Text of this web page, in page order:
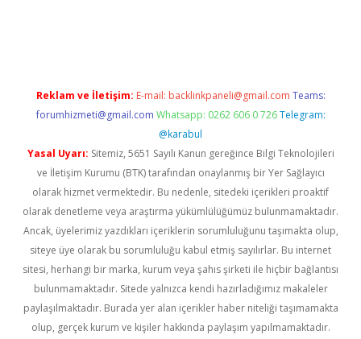
Reklam ve İletişim: E-mail: backlinkpaneli@gmail.com Teams:
forumhizmeti@gmail.com Whatsapp: 0262 606 0 726 Telegram:
@karabul
Yasal Uyarı: Sitemiz, 5651 Sayılı Kanun gereğince Bilgi Teknolojileri
ve İletişim Kurumu (BTK) tarafından onaylanmış bir Yer Sağlayıcı
olarak hizmet vermektedir. Bu nedenle, sitedeki içerikleri proaktif
olarak denetleme veya araştırma yükümlülüğümüz bulunmamaktadır.
Ancak, üyelerimiz yazdıkları içeriklerin sorumluluğunu taşımakta olup,
siteye üye olarak bu sorumluluğu kabul etmiş sayılırlar. Bu internet
sitesi, herhangi bir marka, kurum veya şahıs şirketi ile hiçbir bağlantısı
bulunmamaktadır. Sitede yalnızca kendi hazırladığımız makaleler
paylaşılmaktadır. Burada yer alan içerikler haber niteliği taşımamakta
olup, gerçek kurum ve kişiler hakkında paylaşım yapılmamaktadır.